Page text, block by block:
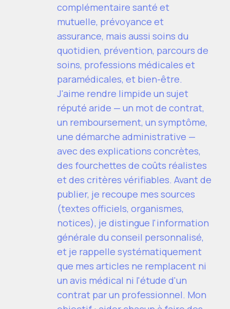
complémentaire santé et
mutuelle, prévoyance et
assurance, mais aussi soins du
quotidien, prévention, parcours de
soins, professions médicales et
paramédicales, et bien-être.
J'aime rendre limpide un sujet
réputé aride — un mot de contrat,
un remboursement, un symptôme,
une démarche administrative —
avec des explications concrètes,
des fourchettes de coûts réalistes
et des critères vérifiables. Avant de
publier, je recoupe mes sources
(textes officiels, organismes,
notices), je distingue l'information
générale du conseil personnalisé,
et je rappelle systématiquement
que mes articles ne remplacent ni
un avis médical ni l'étude d'un
contrat par un professionnel. Mon